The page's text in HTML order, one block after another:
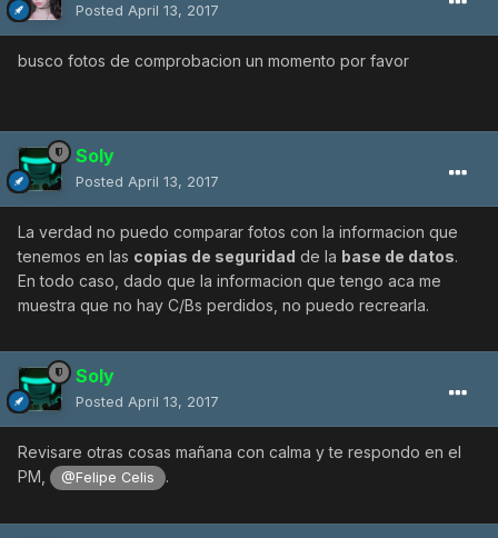
Posted April 13, 2017
busco fotos de comprobacion un momento por favor
Soly
Posted April 13, 2017
La verdad no puedo comparar fotos con la informacion que
tenemos en las copias de seguridad de la base de datos.
En todo caso, dado que la informacion que tengo aca me
muestra que no hay C/Bs perdidos, no puedo recrearla.
Soly
Posted April 13, 2017
Revisare otras cosas mañana con calma y te respondo en el
PM,
@Felipe Celis .